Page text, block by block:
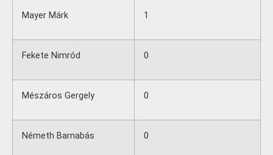
Mayer Márk 1
Fekete Nimród 0
Mészáros Gergely 0
Németh Barnabás 0